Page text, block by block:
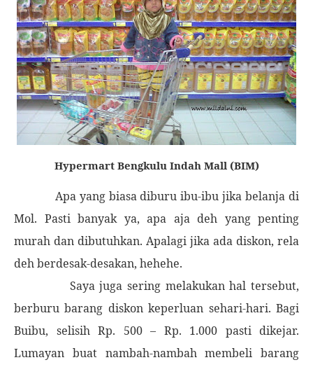
Hypermart Bengkulu Indah Mall (BIM)
Apa yang biasa diburu ibu-ibu jika belanja di
Mol. Pasti banyak ya, apa aja deh yang penting
murah dan dibutuhkan. Apalagi jika ada diskon, rela
deh berdesak-desakan, hehehe.
Saya juga sering melakukan hal tersebut,
berburu barang diskon keperluan sehari-hari. Bagi
Buibu, selisih Rp. 500 – Rp. 1.000 pasti dikejar.
Lumayan buat nambah-nambah membeli barang